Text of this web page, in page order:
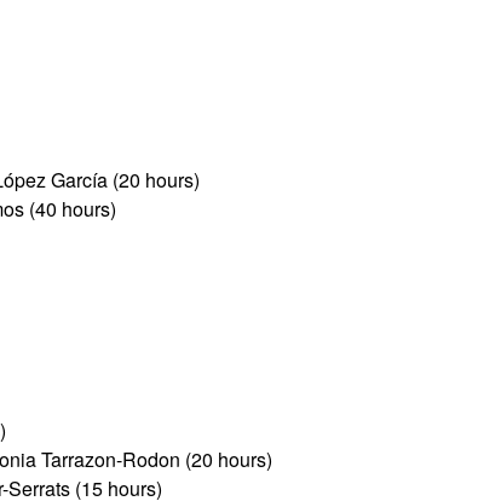
García (20 hours)
(40 hours)
Tarrazon-Rodon (20 hours)
(15 hours)